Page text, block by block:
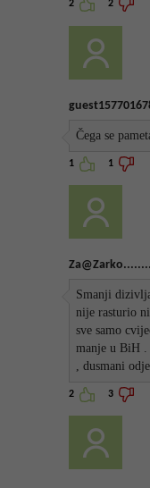
2 2
Čega se
1 1
Smanji
nije rasturio
sve samo
manje u BiH .
, dusmani
2 3